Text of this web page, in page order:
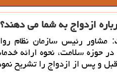
ازدواج به شما می دهند؟
مشاور رئیس سازمان نظام
حوزه سلامت، نحوه ارائه
قبل و پس از ازدواج را تشریح